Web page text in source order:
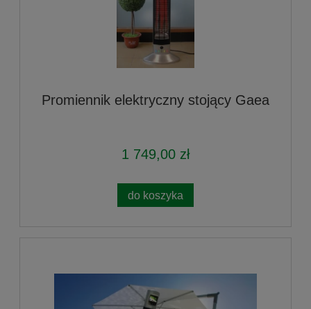
Promiennik elektryczny stojący Gaea
1 749,00 zł
do koszyka